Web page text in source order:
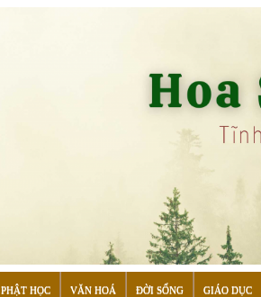
PHẬT HỌC VĂN HOÁ ĐỜI SỐNG GIÁO DỤC